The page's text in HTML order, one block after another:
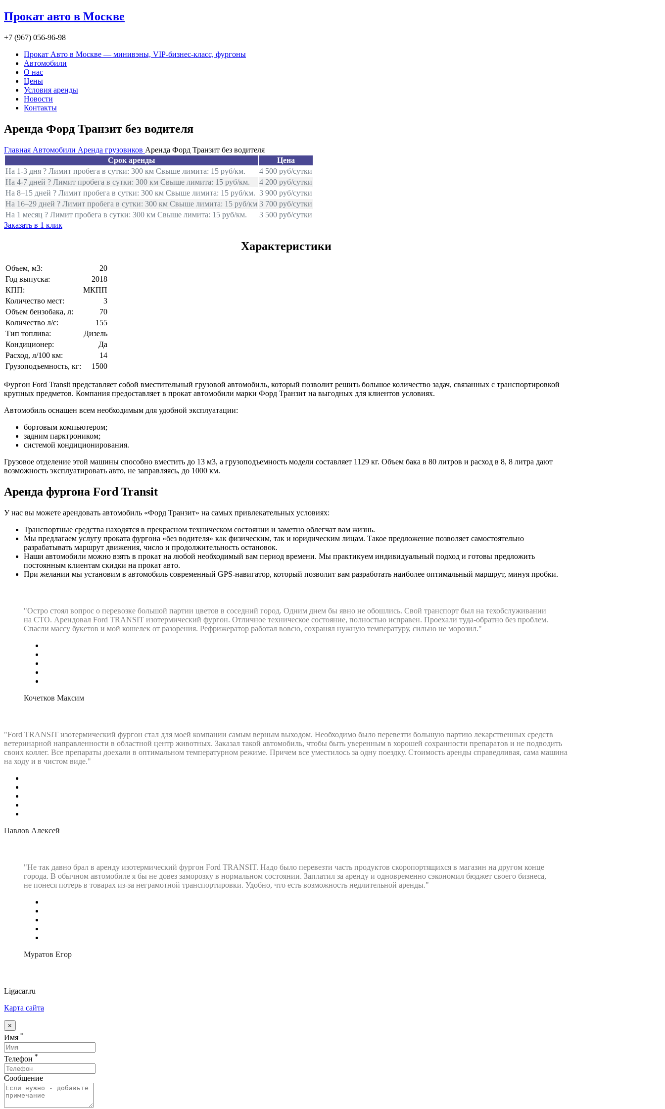
Прокат авто в Москве
+7 (967) 056-96-98
Прокат Авто в Москве — минивэны, VIP-бизнес-класс, фургоны
Автомобили
О нас
Цены
Условия аренды
Новости
Контакты
Аренда Форд Транзит без водителя
Главная Автомобили Аренда грузовиков Аренда Форд Транзит без водителя
Срок аренды
Цена
На 1-3 дня ? Лимит пробега в сутки: 300 км Свыше лимита: 15 руб/км.
4 500 руб/сутки
На 4-7 дней ? Лимит пробега в сутки: 300 км Свыше лимита: 15 руб/км.
4 200 руб/сутки
На 8–15 дней ? Лимит пробега в сутки: 300 км Свыше лимита: 15 руб/км. 3 900 руб/сутки
На 16–29 дней ? Лимит пробега в сутки: 300 км Свыше лимита: 15 руб/км 3 700 руб/сутки
На 1 месяц ? Лимит пробега в сутки: 300 км Свыше лимита: 15 руб/км.
3 500 руб/сутки
Заказать в 1 клик
Характеристики
Объем, м3:
20
Год выпуска:
2018
КПП:
МКПП
Количество мест:
3
Объем бензобака, л:
70
Количество л/с:
155
Тип топлива:
Дизель
Кондиционер:
Да
Расход, л/100 км:
14
Грузоподъемность, кг:
1500
Фургон Ford Transit представляет собой вместительный грузовой автомобиль, который позволит решить большое количество задач, связанных с транспортировкой
крупных предметов. Компания предоставляет в прокат автомобили марки Форд Транзит на выгодных для клиентов условиях.
Автомобиль оснащен всем необходимым для удобной эксплуатации:
бортовым компьютером;
задним парктроником;
системой кондиционирования.
Грузовое отделение этой машины способно вместить до 13 м3, а грузоподъемность модели составляет 1129 кг. Объем бака в 80 литров и расход в 8, 8 литра дают
возможность эксплуатировать авто, не заправляясь, до 1000 км.
Аренда фургона Ford Transit
У нас вы можете арендовать автомобиль «Форд Транзит» на самых привлекательных условиях:
Транспортные средства находятся в прекрасном техническом состоянии и заметно облегчат вам жизнь.
Мы предлагаем услугу проката фургона «без водителя» как физическим, так и юридическим лицам. Такое предложение позволяет самостоятельно
разрабатывать маршрут движения, число и продолжительность остановок.
Наши автомобили можно взять в прокат на любой необходимый вам период времени. Мы практикуем индивидуальный подход и готовы предложить
постоянным клиентам скидки на прокат авто.
При желании мы установим в автомобиль современный GPS-навигатор, который позволит вам разработать наиболее оптимальный маршрут, минуя пробки.
"Остро стоял вопрос о перевозке большой партии цветов в соседний город. Одним днем бы явно не обошлись. Свой транспорт был на техобслуживании
на СТО. Арендовал Ford TRANSIT изотермический фургон. Отличное техническое состояние, полностью исправен. Проехали туда-обратно без проблем.
Спасли массу букетов и мой кошелек от разорения. Рефрижератор работал вовсю, сохранял нужную температуру, сильно не морозил."
Кочетков Максим
"Ford TRANSIT изотермический фургон стал для моей компании самым верным выходом. Необходимо было перевезти большую партию лекарственных средств
ветеринарной направленности в областной центр животных. Заказал такой автомобиль, чтобы быть уверенным в хорошей сохранности препаратов и не подводить
своих коллег. Все препараты доехали в оптимальном температурном режиме. Причем все уместилось за одну поездку. Стоимость аренды справедливая, сама машина
на ходу и в чистом виде."
Павлов Алексей
"Не так давно брал в аренду изотермический фургон Ford TRANSIT. Надо было перевезти часть продуктов скоропортящихся в магазин на другом конце
города. В обычном автомобиле я бы не довез заморозку в нормальном состоянии. Заплатил за аренду и одновременно сэкономил бюджет своего бизнеса,
не понеся потерь в товарах из-за неграмотной транспортировки. Удобно, что есть возможность недлительной аренды."
Муратов Егор
Ligacar.ru
Карта сайта
×
Имя *
Телефон *
Сообщение